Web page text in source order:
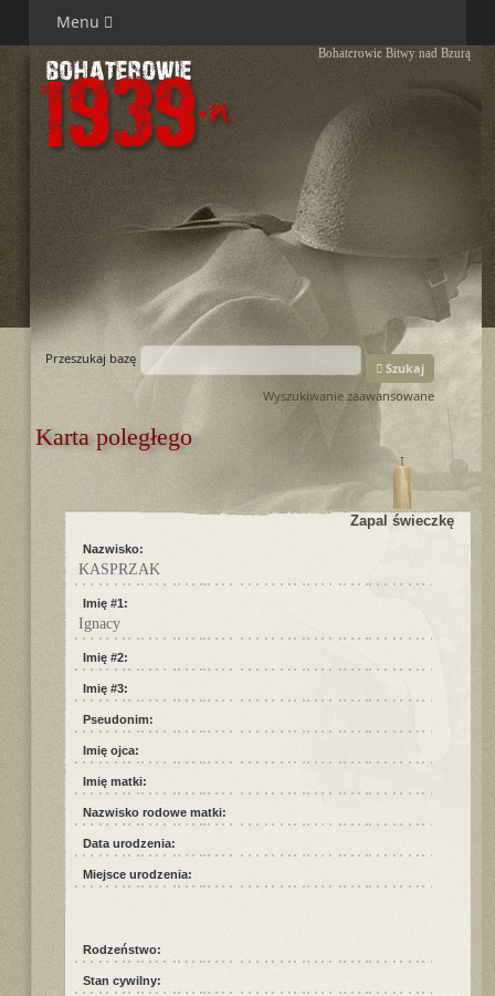
Menu
Bohaterowie Bitwy nad Bzurą
Przeszukaj bazę
Szukaj
Wyszukiwanie zaawansowane
Karta poległego
Zapal świeczkę
Nazwisko:
KASPRZAK
Imię #1:
Ignacy
Imię #2:
Imię #3:
Pseudonim:
Imię ojca:
Imię matki:
Nazwisko rodowe matki:
Data urodzenia:
Miejsce urodzenia:
Rodzeństwo:
Stan cywilny: